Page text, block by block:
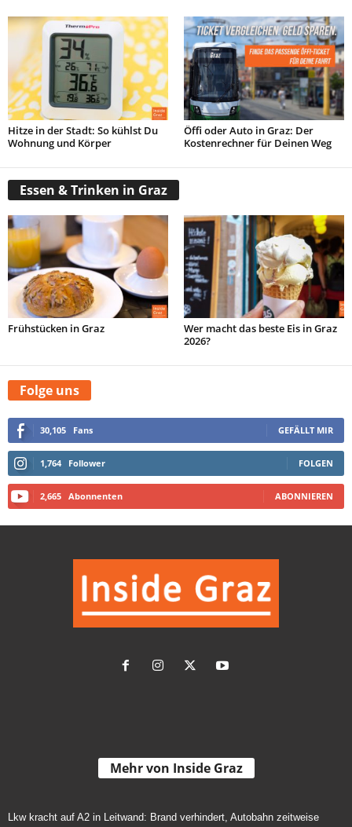
Hitze in der Stadt: So kühlst Du
Wohnung und Körper
Öffi oder Auto in Graz: Der
Kostenrechner für Deinen Weg
Essen & Trinken in Graz
Frühstücken in Graz
Wer macht das beste Eis in Graz
2026?
Folge uns
30,105 Fans GEFÄLLT MIR
1,764 Follower FOLGEN
2,665 Abonnenten ABONNIEREN
Mehr von Inside Graz
Lkw kracht auf A2 in Leitwand: Brand verhindert, Autobahn zeitweise